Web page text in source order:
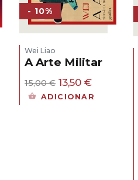
- 10%
Wei Liao
A Arte Militar
15,00€ O
preço
13,50€O
preço
ADICIONAR